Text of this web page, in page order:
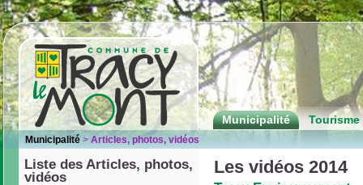
Municipalité
Municipalité > Articles, photos, vidéos
Liste des Articles, photos,
vidéos
Les vidéos 2014